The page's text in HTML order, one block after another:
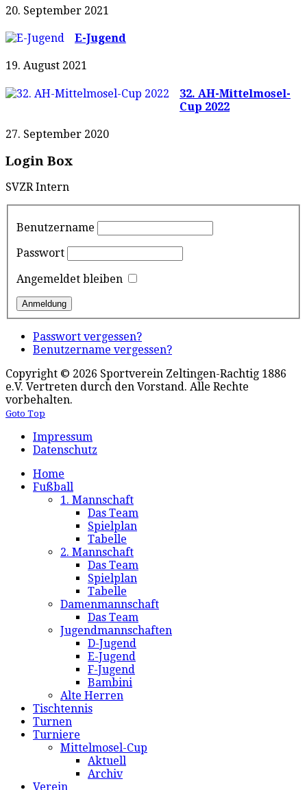
20. September 2021
E-Jugend
19. August 2021
32. AH-Mittelmosel-
Cup 2022
27. September 2020
Login Box
SVZR Intern
Benutzername
Passwort
Angemeldet bleiben
Passwort vergessen?
Benutzername vergessen?
Copyright © 2026 Sportverein Zeltingen-Rachtig 1886
e.V. Vertreten durch den Vorstand. Alle Rechte
vorbehalten.
Goto Top
Impressum
Datenschutz
Home
Fußball
1. Mannschaft
Das Team
Spielplan
Tabelle
2. Mannschaft
Das Team
Spielplan
Tabelle
Damenmannschaft
Das Team
Jugendmannschaften
D-Jugend
E-Jugend
F-Jugend
Bambini
Alte Herren
Tischtennis
Turnen
Turniere
Mittelmosel-Cup
Aktuell
Archiv
Verein